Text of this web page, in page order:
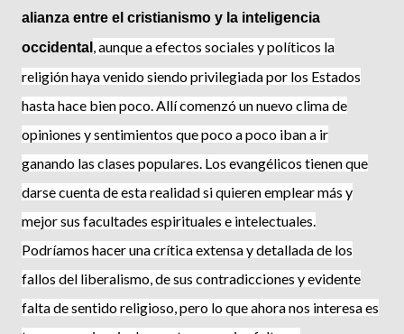
alianza entre el cristianismo y la inteligencia
occiden­tal , aunque a efectos sociales y políticos la
religión haya venido siendo privilegiada por los Estados
hasta hace bien poco. Allí comenzó un nuevo clima de
opiniones y sentimientos que poco a poco iban a ir
ganando las clases populares. Los evan­gélicos tienen que
darse cuenta de esta realidad si quieren emplear más y
mejor sus facultades espirituales e intelectua­les.
Podríamos hacer una crítica extensa y detallada de los
fallos del liberalismo, de sus contradicciones y evidente
falta de sentido religioso, pero lo que ahora nos interesa es